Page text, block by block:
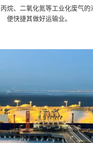
烷、二氧化氮等工业化废气的
便快捷其做好运输业。